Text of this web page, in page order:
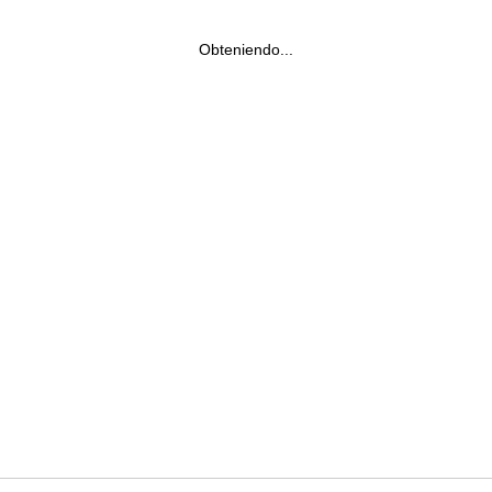
Obteniendo...